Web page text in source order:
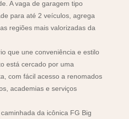
A vaga de garagem tipo
para até 2 veículos, agrega
regiões mais valorizadas da
que une conveniência e estilo
está cercado por uma
com fácil acesso a renomados
academias e serviços
da icônica FG Big